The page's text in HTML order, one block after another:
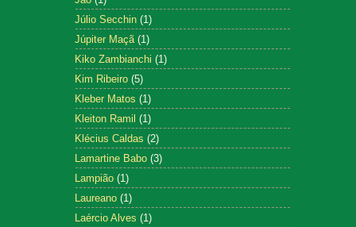
Júlio Secchin (1)
Júpiter Maçã (1)
Kiko Zambianchi (1)
Kim Ribeiro (5)
Kleber Matos (1)
Kleiton Ramil (1)
Klécius Caldas (2)
Lamartine Babo (3)
Lampião (1)
Laureano (1)
Laércio Alves (1)